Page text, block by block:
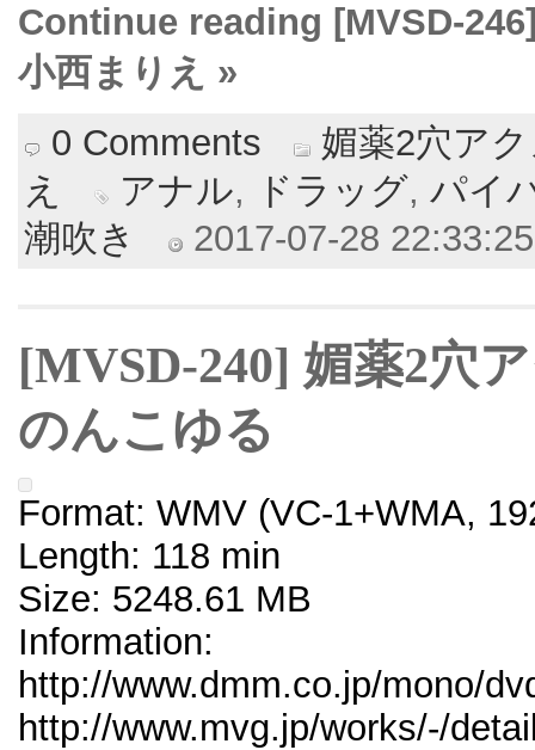
Continue reading [MVSD-
小西まりえ »
0 Comments
媚薬2穴ア
え
アナル, ドラッグ, パイ
潮吹き
2017-07-28
[MVSD-240] 媚薬2穴
のんこゆる
Format: WMV (VC-1+WMA,
Length: 118 min
Size: 5248.61 MB
Information:
http://www.dmm.co.jp/mono/
http://www.mvg.jp/works/-/